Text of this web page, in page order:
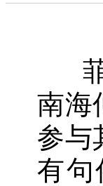
菲
南海
参与
有句